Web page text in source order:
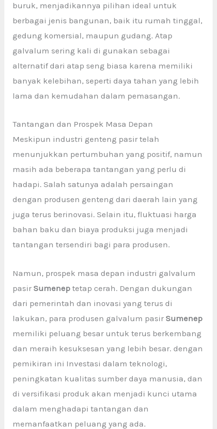
buruk, menjadikannya pilihan ideal untuk
berbagai jenis bangunan, baik itu rumah tinggal,
gedung komersial, maupun gudang. Atap
galvalum sering kali di gunakan sebagai
alternatif dari atap seng biasa karena memiliki
banyak kelebihan, seperti daya tahan yang lebih
lama dan kemudahan dalam pemasangan.
Tantangan dan Prospek Masa Depan
Meskipun industri genteng pasir telah
menunjukkan pertumbuhan yang positif, namun
masih ada beberapa tantangan yang perlu di
hadapi. Salah satunya adalah persaingan
dengan produsen genteng dari daerah lain yang
juga terus berinovasi. Selain itu, fluktuasi harga
bahan baku dan biaya produksi juga menjadi
tantangan tersendiri bagi para produsen.
Namun, prospek masa depan industri galvalum
pasirSumeneptetap cerah. Dengan dukungan
dari pemerintah dan inovasi yang terus di
lakukan, para produsen galvalum pasirSumenep
memiliki peluang besar untuk terus berkembang
dan meraih kesuksesan yang lebih besar. dengan
pemikiran ini Investasi dalam teknologi,
peningkatan kualitas sumber daya manusia, dan
di versifikasi produk akan menjadi kunci utama
dalam menghadapi tantangan dan
memanfaatkan peluang yang ada.